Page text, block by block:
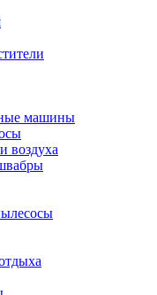
машины
воздуха